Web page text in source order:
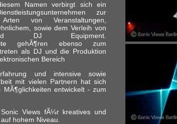
Namen verbirgt sich ein
zur
von Veranstaltungen,
sowie dem Verleih von
DJ Equipment.
gehÃ¶ren ebenso zum
als DJ und die Produktion
Bereich
und intensive sowie
mit vielen Partnern hat sich
entwickelt - zum
Views fÃ¼r kreatives und
hohem Niveau.